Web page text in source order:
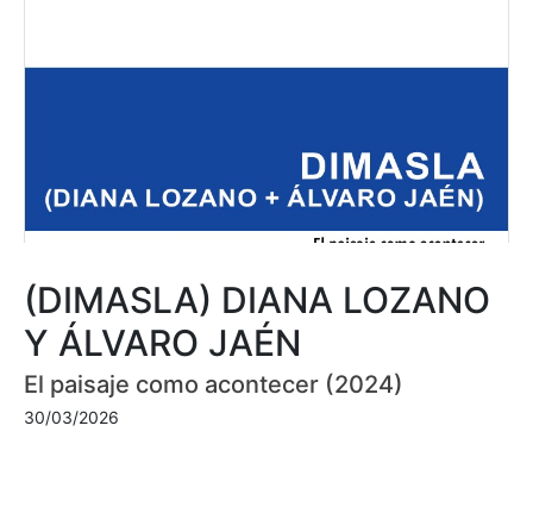
(DIMASLA) DIANA LOZANO
Y ÁLVARO JAÉN
El paisaje como acontecer (2024)
30/03/2026